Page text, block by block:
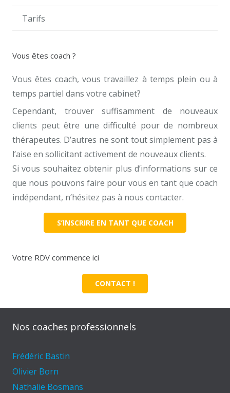
Tarifs
Vous êtes coach ?
Vous êtes coach, vous travaillez à temps plein ou à
temps partiel dans votre cabinet?
Cependant, trouver suffisamment de nouveaux
clients peut être une difficulté pour de nombreux
thérapeutes. D’autres ne sont tout simplement pas à
l’aise en sollicitant activement de nouveaux clients.
Si vous souhaitez obtenir plus d’informations sur ce
que nous pouvons faire pour vous en tant que coach
indépendant, n’hésitez pas à nous contacter.
S’INSCRIRE EN TANT QUE COACH
Votre RDV commence ici
CONTACT !
Nos coaches professionnels
Frédéric Bastin
Olivier Born
Nathalie Bosmans